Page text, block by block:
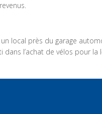
local près du garage
l’achat de vélos pour